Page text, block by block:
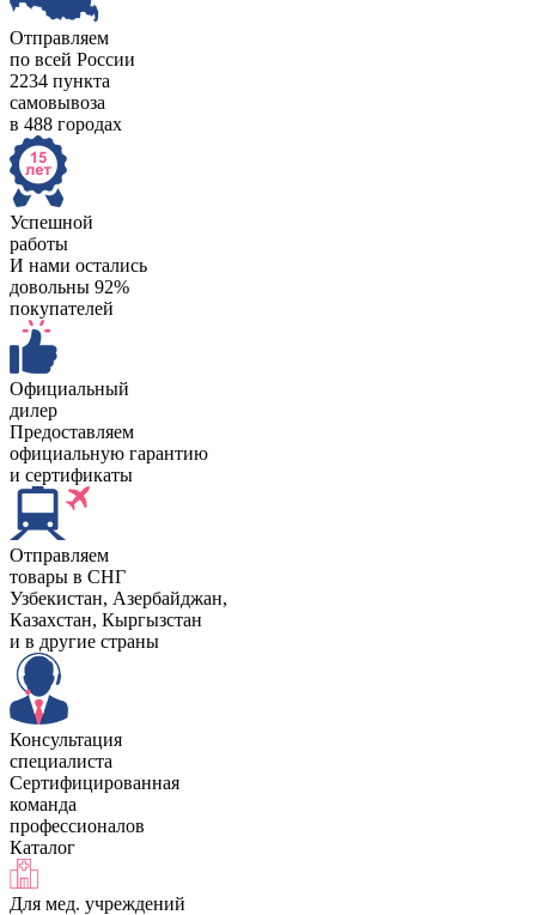
Отправляем
по всей России
2234 пункта
самовывоза
в 488 городах
Успешной
работы
И нами остались
довольны 92%
покупателей
Официальный
дилер
Предоставляем
официальную гарантию
и сертификаты
Отправляем
товары в СНГ
Узбекистан, Aзербайджан,
Казахстан, Кыргызстан
и в другие страны
Консультация
специалиста
Сертифицированная
команда
профессионалов
Каталог
Для мед. учреждений